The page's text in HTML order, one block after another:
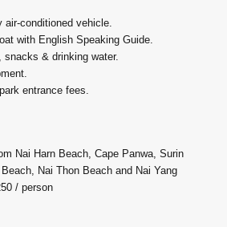
air-conditioned vehicle.
with English Speaking Guide.
& drinking water.
entrance fees.
Nai Harn Beach, Cape Panwa, Surin
Nai Thon Beach and Nai Yang
/ person